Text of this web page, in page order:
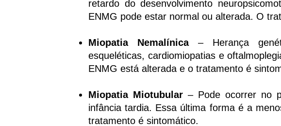
retardo do desenvolvimento
ENMG pode estar normal ou alterada. O
Miopatia Nemalínica– Herança
esqueléticas, cardiomiopatias e
ENMG está alterada e o tratamento é
Miopatia Miotubular – Pode ocorrer no
infância tardia. Essa última forma é a
tratamento é sintomático.